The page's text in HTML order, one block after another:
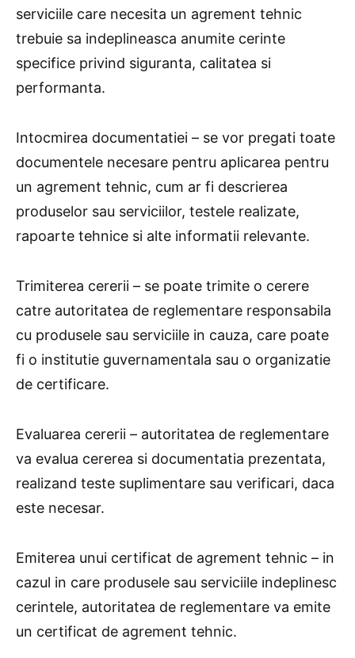
serviciile care necesita un agrement tehnic
trebuie sa indeplineasca anumite cerinte
specifice privind siguranta, calitatea si
performanta.
Intocmirea documentatiei – se vor pregati toate
documentele necesare pentru aplicarea pentru
un agrement tehnic, cum ar fi descrierea
produselor sau serviciilor, testele realizate,
rapoarte tehnice si alte informatii relevante.
Trimiterea cererii – se poate trimite o cerere
catre autoritatea de reglementare responsabila
cu produsele sau serviciile in cauza, care poate
fi o institutie guvernamentala sau o organizatie
de certificare.
Evaluarea cererii – autoritatea de reglementare
va evalua cererea si documentatia prezentata,
realizand teste suplimentare sau verificari, daca
este necesar.
Emiterea unui certificat de agrement tehnic – in
cazul in care produsele sau serviciile indeplinesc
cerintele, autoritatea de reglementare va emite
un certificat de agrement tehnic.